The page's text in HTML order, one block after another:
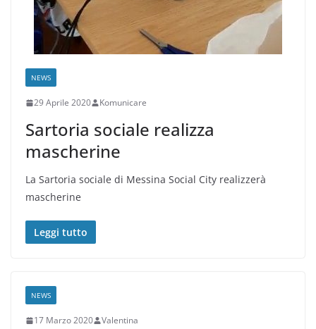
NEWS
29 Aprile 2020 Komunicare
Sartoria sociale realizza
mascherine
La Sartoria sociale di Messina Social City realizzerà
mascherine
Leggi tutto
NEWS
17 Marzo 2020 Valentina